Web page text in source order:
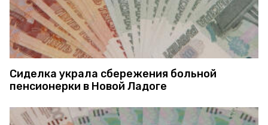
Сиделка украла сбережения больной
пенсионерки в Новой Ладоге